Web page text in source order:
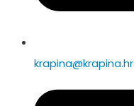
krapina@krapina.hr